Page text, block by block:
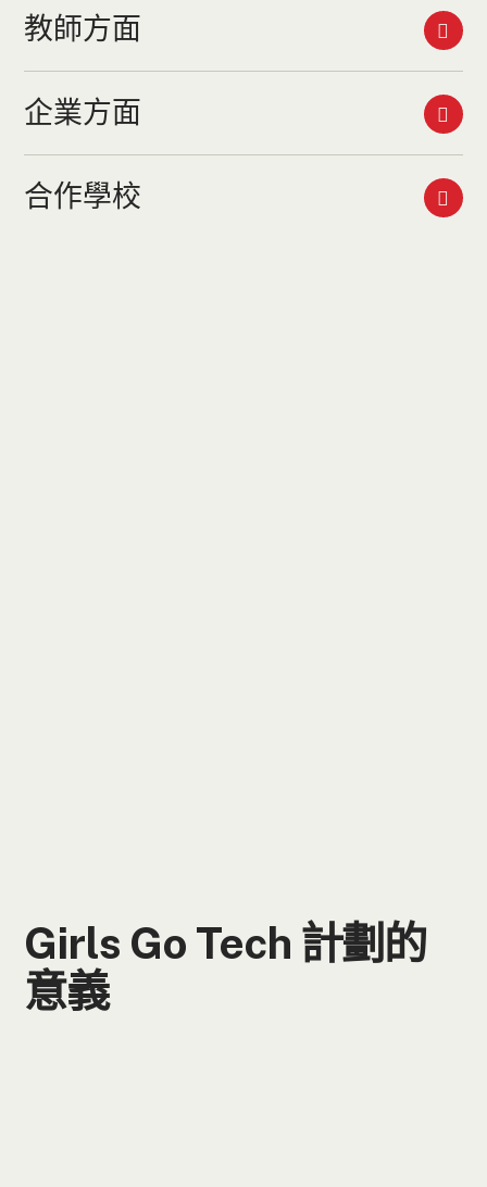
教師方面
企業方面
合作學校
Girls Go Tech 計劃的
意義